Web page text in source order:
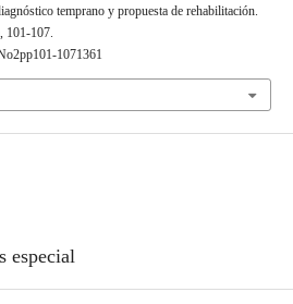
temprano y propuesta de rehabilitación.
101-107.
1071361
especial